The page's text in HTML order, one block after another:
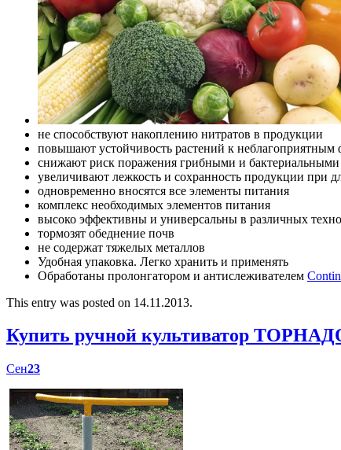
не способствуют накоплению нитратов в продукции
повышают устойчивость растений к неблагоприятным
снижают риск поражения грибными и бактериальными
увеличивают лежкость и сохранность продукции при
одновременно вносятся все элементы питания
комплекс необходимых элементов питания
высоко эффективны и универсальны в различных
тормозят обеднение почв
не содержат тяжелых металлов
Удобная упаковка. Легко хранить и применять
Обработаны пролонгатором и антислеживателем
This entry was posted on 14.11.2013.
Купить ручной культиватор
Сен23